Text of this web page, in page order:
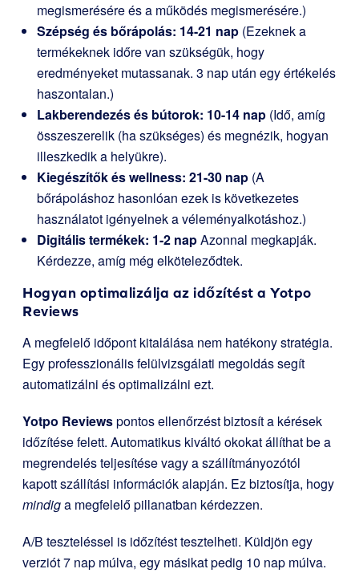
megismerésére és a működés megismerésére.)
Szépség és bőrápolás: 14-21 nap (Ezeknek a
termékeknek időre van szükségük, hogy
eredményeket mutassanak. 3 nap után egy értékelés
haszontalan.)
Lakberendezés és bútorok: 10-14 nap (Idő, amíg
összeszerelik (ha szükséges) és megnézik, hogyan
illeszkedik a helyükre).
Kiegészítők és wellness: 21-30 nap (A
bőrápoláshoz hasonlóan ezek is következetes
használatot igényelnek a véleményalkotáshoz.)
Digitális termékek: 1-2 napAzonnal megkapják.
Kérdezze, amíg még elköteleződtek.
Hogyan optimalizálja az időzítést a Yotpo
Reviews
A megfelelő időpont kitalálása nem hatékony stratégia.
Egy professzionális felülvizsgálati megoldás segít
automatizálni és optimalizálni ezt.
Yotpo Reviewspontos ellenőrzést biztosít a kérések
időzítése felett. Automatikus kiváltó okokat állíthat be a
megrendelés teljesítése vagy a szállítmányozótól
kapott szállítási információk alapján. Ez biztosítja, hogy
mindiga megfelelő pillanatban kérdezzen.
A/B teszteléssel is időzítést tesztelheti. Küldjön egy
verziót 7 nap múlva, egy másikat pedig 10 nap múlva.